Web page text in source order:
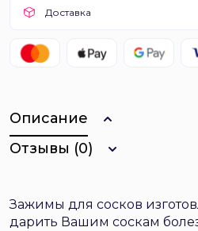
Доставка
Описание
Отзывы (0)
Зажимы для сосков
дарить Вашим соскам